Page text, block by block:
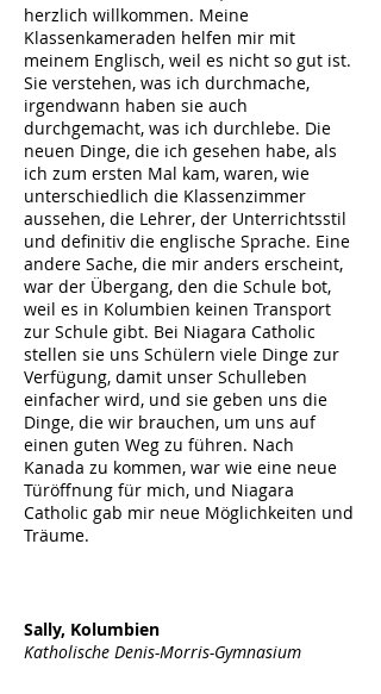
herzlich willkommen. Meine
Klassenkameraden helfen mir mit
meinem Englisch, weil es nicht so gut ist.
Sie verstehen, was ich durchmache,
irgendwann haben sie auch
durchgemacht, was ich durchlebe. Die
neuen Dinge, die ich gesehen habe, als
ich zum ersten Mal kam, waren, wie
unterschiedlich die Klassenzimmer
aussehen, die Lehrer, der Unterrichtsstil
und definitiv die englische Sprache. Eine
andere Sache, die mir anders erscheint,
war der Übergang, den die Schule bot,
weil es in Kolumbien keinen Transport
zur Schule gibt. Bei Niagara Catholic
stellen sie uns Schülern viele Dinge zur
Verfügung, damit unser Schulleben
einfacher wird, und sie geben uns die
Dinge, die wir brauchen, um uns auf
einen guten Weg zu führen. Nach
Kanada zu kommen, war wie eine neue
Türöffnung für mich, und Niagara
Catholic gab mir neue Möglichkeiten und
Träume.
Sally, Kolumbien
Katholische Denis-Morris-Gymnasium